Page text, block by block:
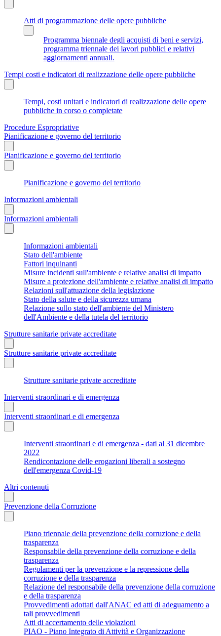
Atti di programmazione delle opere pubbliche
Programma biennale degli acquisti di beni e servizi,
programma triennale dei lavori pubblici e relativi
aggiornamenti annuali.
Tempi costi e indicatori di realizzazione delle opere pubbliche
Tempi, costi unitari e indicatori di realizzazione delle opere
pubbliche in corso o completate
Procedure Espropriative
Pianificazione e governo del territorio
Pianificazione e governo del territorio
Pianificazione e governo del territorio
Informazioni ambientali
Informazioni ambientali
Informazioni ambientali
Stato dell'ambiente
Fattori inquinanti
Misure incidenti sull'ambiente e relative analisi di impatto
Misure a protezione dell'ambiente e relative analisi di impatto
Relazioni sull'attuazione della legislazione
Stato della salute e della sicurezza umana
Relazione sullo stato dell'ambiente del Ministero
dell'Ambiente e della tutela del territorio
Strutture sanitarie private accreditate
Strutture sanitarie private accreditate
Strutture sanitarie private accreditate
Interventi straordinari e di emergenza
Interventi straordinari e di emergenza
Interventi straordinari e di emergenza - dati al 31 dicembre
2022
Rendicontazione delle erogazioni liberali a sostegno
dell'emergenza Covid-19
Altri contenuti
Prevenzione della Corruzione
Piano triennale della prevenzione della corruzione e della
trasparenza
Responsabile della prevenzione della corruzione e della
trasparenza
Regolamenti per la prevenzione e la repressione della
corruzione e della trasparenza
Relazione del responsabile della prevenzione della corruzione
e della trasparenza
Provvedimenti adottati dall'ANAC ed atti di adeguamento a
tali provvedimenti
Atti di accertamento delle violazioni
PIAO - Piano Integrato di Attività e Organizzazione